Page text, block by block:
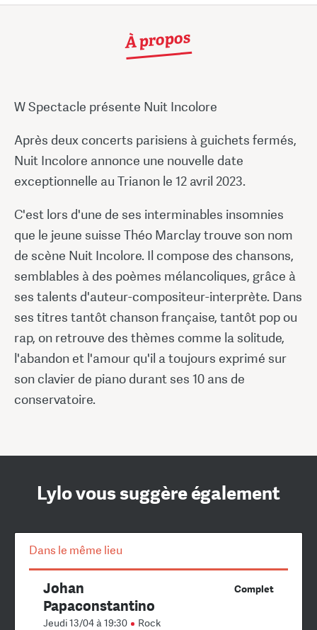
À propos
W Spectacle présente Nuit Incolore
Après deux concerts parisiens à guichets fermés,
Nuit Incolore annonce une nouvelle date
exceptionnelle au Trianon le 12 avril 2023.
C'est lors d'une de ses interminables insomnies
que le jeune suisse Théo Marclay trouve son nom
de scène Nuit Incolore. Il compose des chansons,
semblables à des poèmes mélancoliques, grâce à
ses talents d'auteur-compositeur-interprète. Dans
ses titres tantôt chanson française, tantôt pop ou
rap, on retrouve des thèmes comme la solitude,
l'abandon et l'amour qu'il a toujours exprimé sur
son clavier de piano durant ses 10 ans de
conservatoire.
Lylo vous suggère également
Dans le même lieu
Complet
Johan
Papaconstantino
Jeudi 13/04 à 19:30 Rock